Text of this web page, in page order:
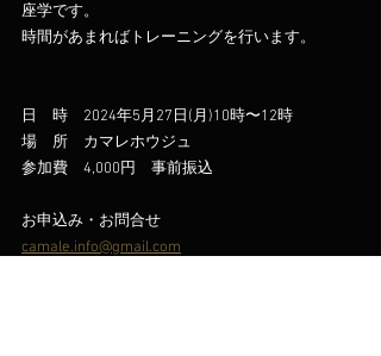
座学です。
時間があまればトレーニングを行います。
日　時　2024年5月27日(月)10時〜12時
場　所　カマレホウジュ
参加費　4,000円　事前振込
お申込み・お問合せ
camale.info@gmail.com